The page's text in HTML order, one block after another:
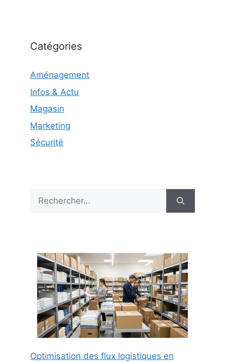
Catégories
Aménagement
Infos & Actu
Magasin
Marketing
Sécurité
Rechercher :
Optimisation des flux logistiques en